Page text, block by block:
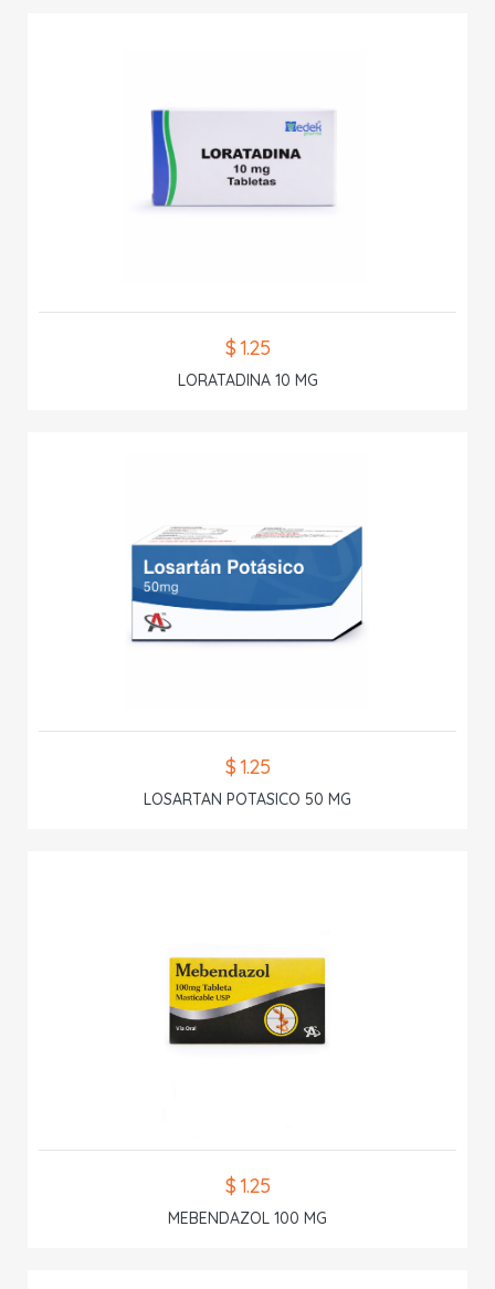
$ 1.25
LORATADINA 10 MG
$ 1.25
LOSARTAN POTASICO 50 MG
$ 1.25
MEBENDAZOL 100 MG